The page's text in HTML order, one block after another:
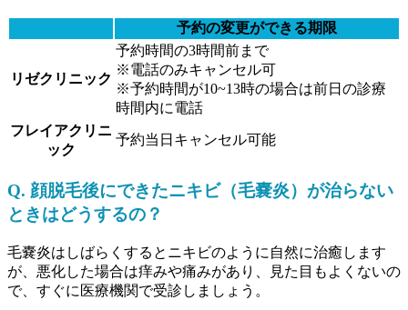
予約の変更ができる期限
リゼクリニック
予約時間の3時間前まで
※電話のみキャンセル可
※予約時間が10~13時の場合は前日の診療
時間内に電話
フレイアクリニ
ック
予約当日キャンセル可能
Q. 顔脱毛後にできたニキビ（毛嚢炎）が治らない
ときはどうするの？
毛嚢炎はしばらくするとニキビのように自然に治癒します
が、悪化した場合は痒みや痛みがあり、見た目もよくないの
で、すぐに医療機関で受診しましょう。